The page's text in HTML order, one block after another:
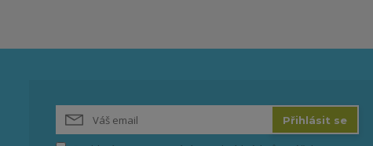
Přihlásit se